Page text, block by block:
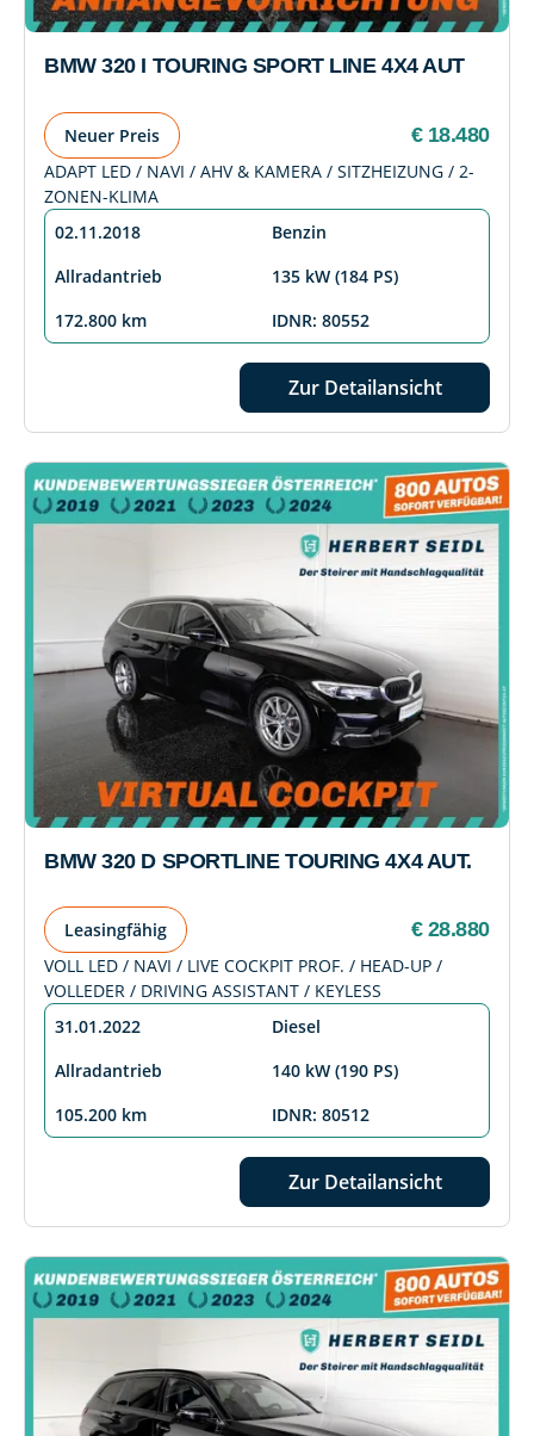
BMW 320 I TOURING SPORT LINE 4X4 AUT
Neuer Preis € 18.480
ADAPT LED / NAVI / AHV & KAMERA / SITZHEIZUNG / 2-
ZONEN-KLIMA
02.11.2018
Benzin
Allradantrieb
135 kW (184 PS)
172.800 km
IDNR: 80552
Zur Detailansicht
BMW 320 D SPORTLINE TOURING 4X4 AUT.
Leasingfähig € 28.880
VOLL LED / NAVI / LIVE COCKPIT PROF. / HEAD-UP /
VOLLEDER / DRIVING ASSISTANT / KEYLESS
31.01.2022
Diesel
Allradantrieb
140 kW (190 PS)
105.200 km
IDNR: 80512
Zur Detailansicht